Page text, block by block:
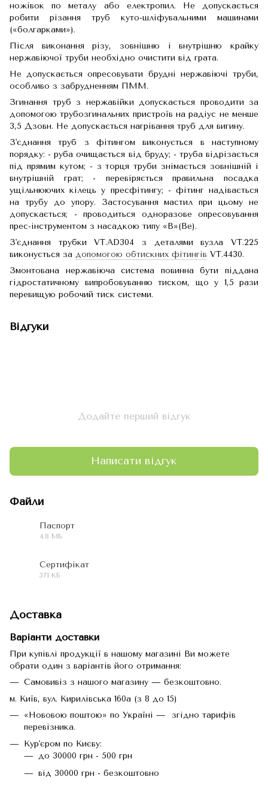
ножівок по металу або електропил. Не допускається
робити різання труб куто-шліфувальними машинами
(«болгарками»).
Після виконання різу, зовнішню і внутрішню крайку
нержавіючої труби необхідно очистити від грата.
Не допускається опресовувати брудні нержавіючі труби,
особливо з забрудненням ПММ.
Згинання труб з нержавійки допускається проводити за
допомогою трубозгинальних пристроїв на радіус не менше
3,5 Дзовн. Не допускається нагрівання труб для вигину.
З'єднання труб з фітингом виконується в наступному
порядку: - руба очищається від бруду; - труба відрізається
під прямим кутом; - з торця труби знімається зовнішній і
внутрішній грат; - перевіряється правильна посадка
ущільнюючих кілець у пресфітингу; - фітинг надівається
на трубу до упору. Застосування мастил при цьому не
допускається; - проводиться одноразове опресовування
прес-інструментом з насадкою типу «В»(Ве).
З'єднання трубки VT.AD304 з деталями вузла VT.225
виконується за допомогою обтискних фітингів VT.4430.
Змонтована нержавіюча система повинна бути піддана
гідростатичному випробовуванню тиском, що у 1,5 рази
перевищую робочий тиск системи.
Відгуки
Додайте перший відгук
Написати відгук
Файли
Паспорт
4.8 МБ
Сертифікат
371 КБ
Доставка
Варіанти доставки
При купівлі продукції в нашому магазині Ви можете
обрати один з варіантів його отримання:
Самовивіз з нашого магазину — безкоштовно.
м. Київ, вул. Кирилівська 160а (з 8 до 15)
«Нововою поштою» по Україні — згідно тарифів
перевізника.
Кур'єром по Києву:
до 30000 грн - 500 грн
від 30000 грн - безкоштовно